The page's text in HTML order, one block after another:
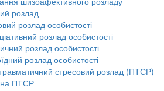
розлад
розлад особистості
розлад особистості
розлад особистості
розлад особистості
стресовий розлад (ПТСР)
на ПТСР